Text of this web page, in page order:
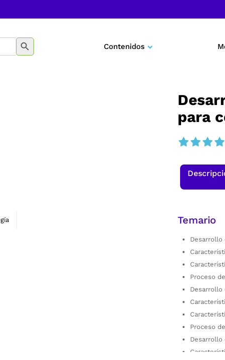
BOTÓN DE BÚSQUEDA
Contenidos
para
Temario
Desarrollo
Proceso
Desarrollo
Proceso
Desarrollo